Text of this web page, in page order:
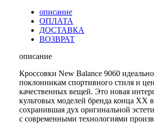
описание
ОПЛАТА
ДОСТАВКА
ВОЗВРАТ
описание
Кроссовки New Balance 9060
поклонникам спортивного стиля и
качественных вещей. Это новая
культовых моделей бренда конца XX
сохранившая дух оригинальной
с современными технологиями